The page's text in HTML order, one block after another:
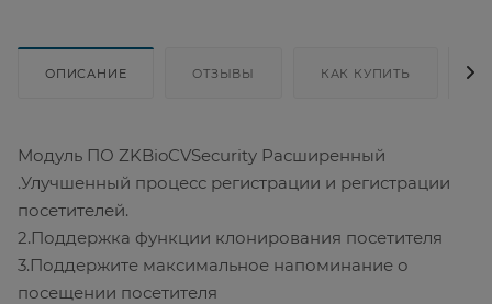
ОПИСАНИЕ ОТЗЫВЫ КАК КУПИТЬ
Модуль ПО ZKBioCVSecurity Расширенный
.Улучшенный процесс регистрации и регистрации
посетителей.
2.Поддержка функции клонирования посетителя
3.Поддержите максимальное напоминание о
посещении посетителя